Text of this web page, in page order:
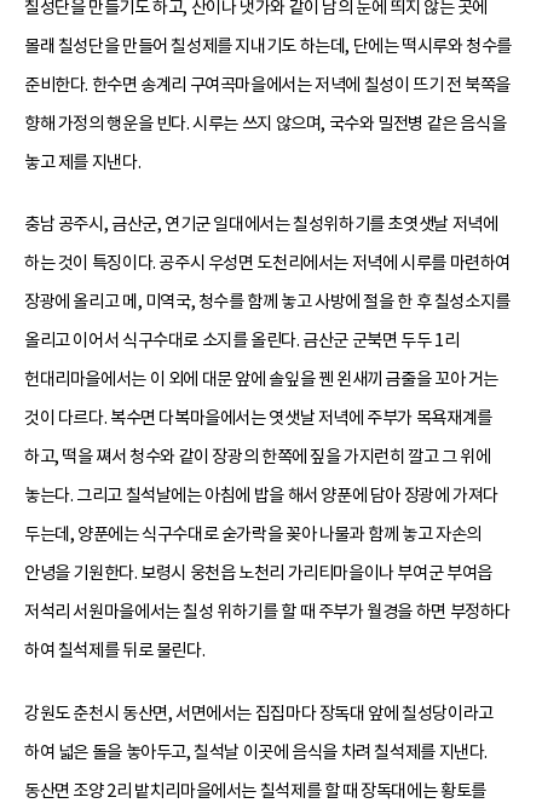
칠성단을 만들기도 하고, 산이나 냇가와 같이 남의 눈에 띄지 않는 곳에
몰래 칠성단을 만들어 칠성제를 지내기도 하는데, 단에는 떡시루와 청수를
준비한다. 한수면 송계리 구여곡마을에서는 저녁에 칠성이 뜨기 전 북쪽을
향해 가정의 행운을 빈다. 시루는 쓰지 않으며, 국수와 밀전병 같은 음식을
놓고 제를 지낸다.
충남 공주시, 금산군, 연기군 일대에서는 칠성위하기를 초엿샛날 저녁에
하는 것이 특징이다. 공주시 우성면 도천리에서는 저녁에 시루를 마련하여
장광에 올리고 메, 미역국, 청수를 함께 놓고 사방에 절을 한 후 칠성소지를
올리고 이어서 식구수대로 소지를 올린다. 금산군 군북면 두두 1리
헌대리마을에서는 이 외에 대문 앞에 솔잎을 꿴 왼새끼 금줄을 꼬아 거는
것이 다르다. 복수면 다복마을에서는 엿샛날 저녁에 주부가 목욕재계를
하고, 떡을 쪄서 청수와 같이 장광의 한쪽에 짚을 가지런히 깔고 그 위에
놓는다. 그리고 칠석날에는 아침에 밥을 해서 양푼에 담아 장광에 가져다
두는데, 양푼에는 식구수대로 숟가락을 꽂아 나물과 함께 놓고 자손의
안녕을 기원한다. 보령시 웅천읍 노천리 가리티마을이나 부여군 부여읍
저석리 서원마을에서는 칠성 위하기를 할 때 주부가 월경을 하면 부정하다
하여 칠석제를 뒤로 물린다.
강원도 춘천시 동산면, 서면에서는 집집마다 장독대 앞에 칠성당이라고
하여 넓은 돌을 놓아두고, 칠석날 이곳에 음식을 차려 칠석제를 지낸다.
동산면 조양 2리 밭치리마을에서는 칠석제를 할 때 장독대에는 황토를